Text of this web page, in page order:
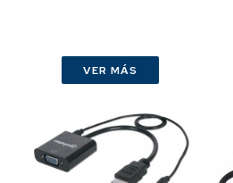
VER MÁS